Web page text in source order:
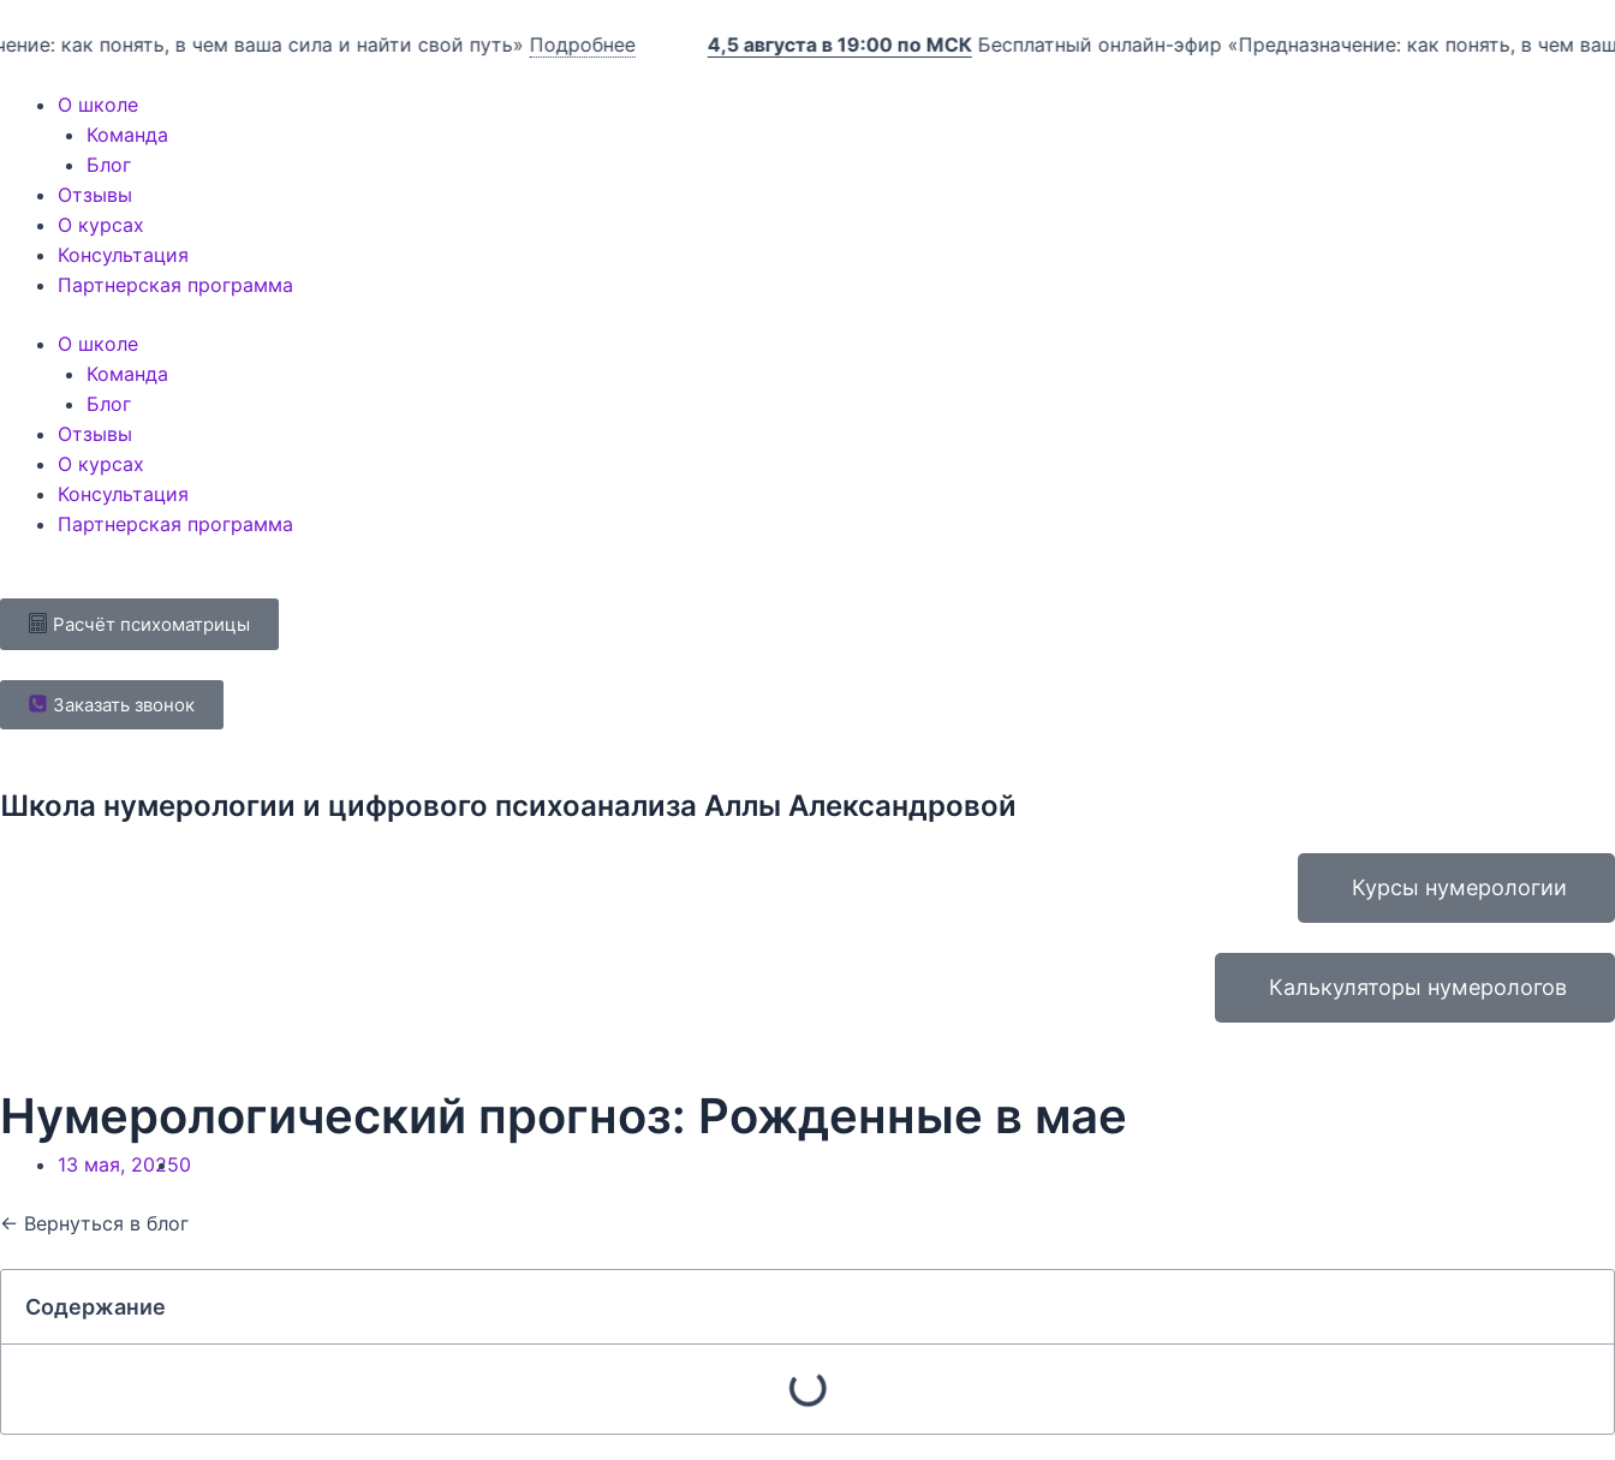
к понять, в чем ваша сила и найти свой путь»Подробнее 4,5 августа в 19:00 по МСК Бесплатный онлайн-эфир «Предназначение: как понять, в чем ваша сила
О школе
Команда
Блог
Отзывы
О курсах
Консультация
Партнерская программа
О школе
Команда
Блог
Отзывы
О курсах
Консультация
Партнерская программа
Расчёт психоматрицы
Заказать звонок
Школа нумерологии и цифрового психоанализа Аллы Александровой
Курсы нумерологии
Калькуляторы нумерологов
Нумерологический прогноз: Рожденные в мае
13 мая, 20250
← Вернуться в блог
Содержание